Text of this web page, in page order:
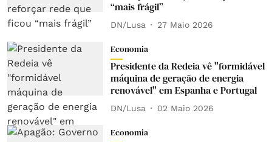
“mais frágil”
DN/Lusa 27 Maio 2026
Economia
Presidente da Redeia vê "formidável
máquina de geração de energia
renovável" em Espanha e Portugal
DN/Lusa 02 Maio 2026
Economia